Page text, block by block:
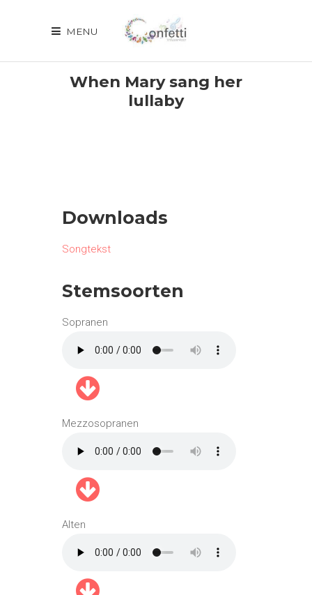
MENU
When Mary sang her
lullaby
Downloads
Songtekst
Stemsoorten
Sopranen
Mezzosopranen
Alten